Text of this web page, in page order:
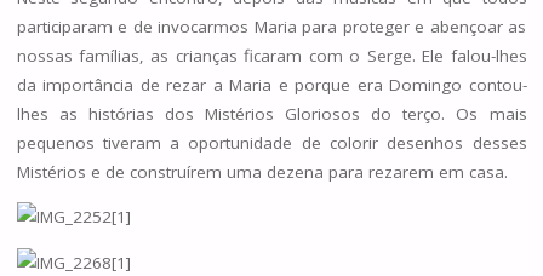
participaram e de invocarmos Maria para proteger e abençoar as
nossas famílias, as crianças ficaram com o Serge. Ele falou-lhes
da importância de rezar a Maria e porque era Domingo contou-
lhes as histórias dos Mistérios Gloriosos do terço. Os mais
pequenos tiveram a oportunidade de colorir desenhos desses
Mistérios e de construírem uma dezena para rezarem em casa.